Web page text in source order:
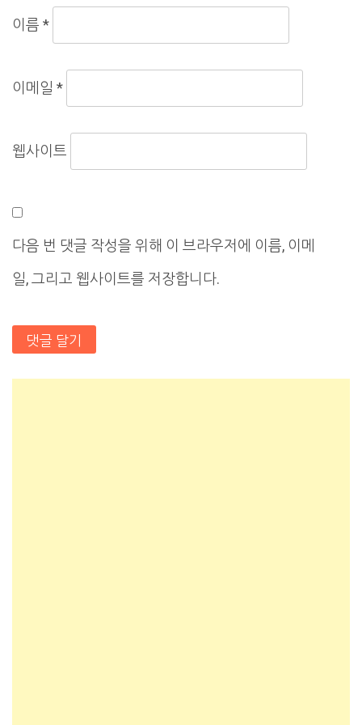
이름 *
이메일 *
웹사이트
다음 번 댓글 작성을 위해 이 브라우저에 이름, 이메
일, 그리고 웹사이트를 저장합니다.